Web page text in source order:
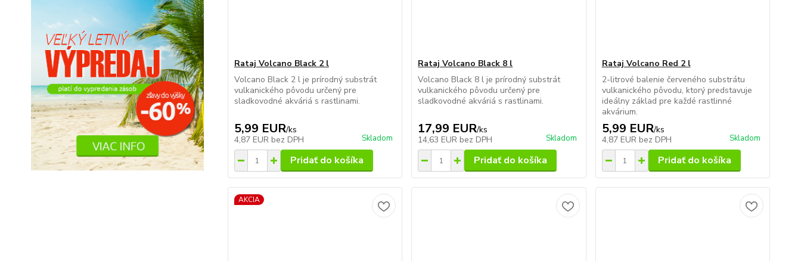
Rataj Volcano Black 2 l
Volcano Black 2 l je prírodný substrát
vulkanického pôvodu určený pre
sladkovodné akváriá s rastlinami.
5,99 EUR/ks
4,87 EUR bez DPH Skladom
Pridať do košíka
Rataj Volcano Black 8 l
Volcano Black 8 l je prírodný substrát
vulkanického pôvodu určený pre
sladkovodné akváriá s rastlinami.
17,99 EUR/ks
14,63 EUR bez DPH Skladom
Pridať do košíka
Rataj Volcano Red 2 l
2-litrové balenie červeného substrátu
vulkanického pôvodu, ktorý predstavuje
ideálny základ pre každé rastlinné
akvárium.
5,99 EUR/ks
4,87 EUR bez DPH Skladom
Pridať do košíka
AKCIA